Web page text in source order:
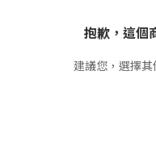
抱歉，這個
建議您，選擇